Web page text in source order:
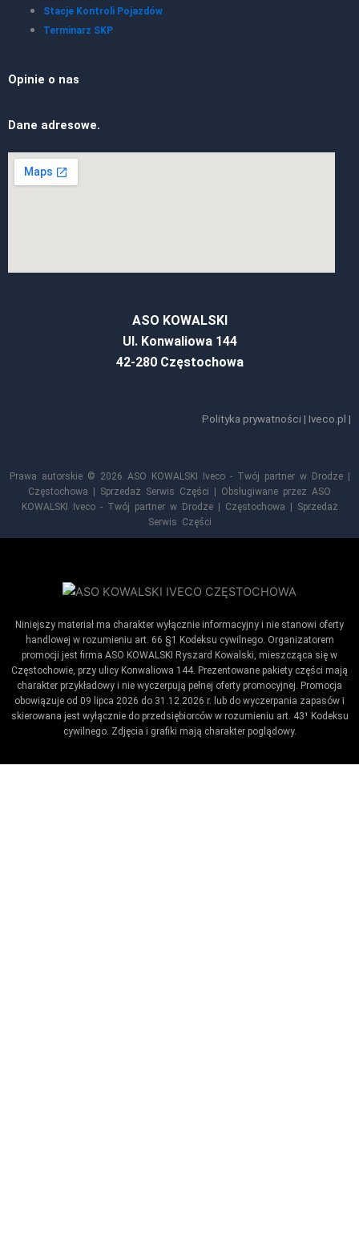
Stacje Kontroli Pojazdów
Terminarz SKP
Opinie o nas
Dane adresowe.
ASO KOWALSKI
Ul. Konwaliowa 144
42-280 Częstochowa
Polityka prywatności | Iveco.pl |
Prawa autorskie © 2026 ASO KOWALSKI Iveco - Twój partner w Drodze |
Częstochowa | Sprzedaż Serwis Części | Obsługiwane przez ASO
KOWALSKI Iveco - Twój partner w Drodze | Częstochowa | Sprzedaż
Serwis Części
Niniejszy materiał ma charakter wyłącznie informacyjny i nie stanowi oferty
handlowej w rozumieniu art. 66 §1 Kodeksu cywilnego. Organizatorem
promocji jest firma ASO KOWALSKI Ryszard Kowalski, mieszcząca się w
Częstochowie, przy ulicy Konwaliowa 144. Prezentowane pakiety części mają
charakter przykładowy i nie wyczerpują pełnej oferty promocyjnej. Promocja
obowiązuje od 09 lipca 2026 do 31.12.2026 r. lub do wyczerpania zapasów i
skierowana jest wyłącznie do przedsiębiorców w rozumieniu art. 43¹ Kodeksu
cywilnego. Zdjęcia i grafiki mają charakter poglądowy.